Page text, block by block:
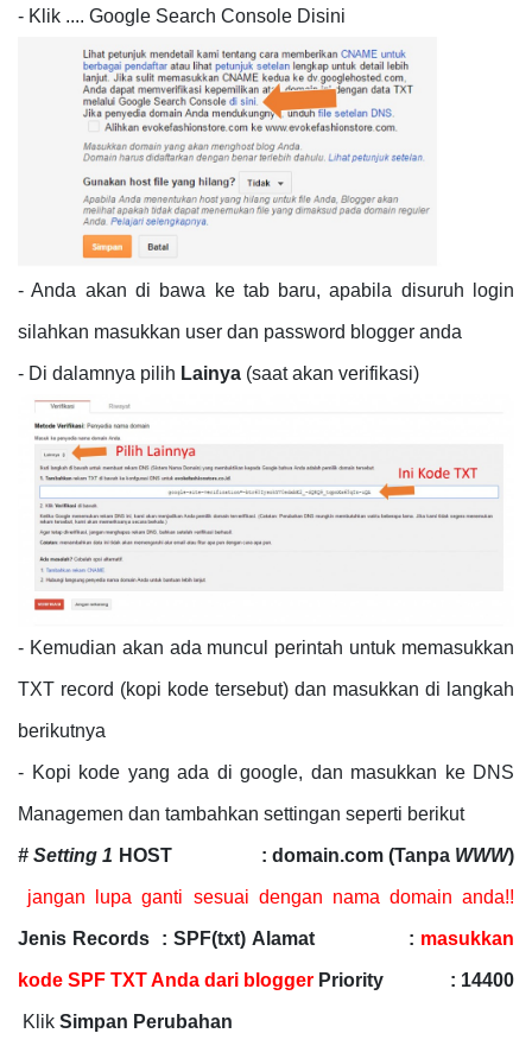
- Klik .... Google Search Console Disini
- Anda akan di bawa ke tab baru, apabila disuruh login
silahkan masukkan user dan password blogger anda
- Di dalamnya pilih Lainya (saat akan verifikasi)
- Kemudian akan ada muncul perintah untuk memasukkan
TXT record (kopi kode tersebut) dan masukkan di langkah
berikutnya
- Kopi kode yang ada di google, dan masukkan ke DNS
Managemen dan tambahkan settingan seperti berikut
# Setting 1 HOST : domain.com (Tanpa WWW)
jangan lupa ganti sesuai dengan nama domain anda!!
Jenis Records : SPF(txt) Alamat : masukkan
kode SPF TXT Anda dari blogger Priority : 14400
Klik Simpan Perubahan